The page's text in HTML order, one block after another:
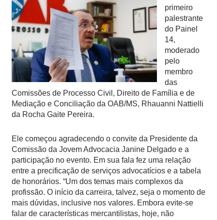
primeiro
palestrante
do Painel
14,
moderado
pelo
membro
das
Comissões de Processo Civil, Direito de Família e de
Mediação e Conciliação da OAB/MS, Rhauanni Nattielli
da Rocha Gaite Pereira.
Ele começou agradecendo o convite da Presidente da
Comissão da Jovem Advocacia Janine Delgado e a
participação no evento. Em sua fala fez uma relação
entre a precificação de serviços advocatícios e a tabela
de honorários. “Um dos temas mais complexos da
profissão. O início da carreira, talvez, seja o momento de
mais dúvidas, inclusive nos valores. Embora evite-se
falar de características mercantilistas, hoje, não